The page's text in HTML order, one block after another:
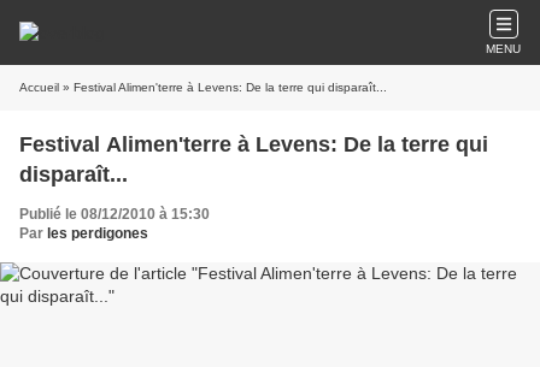
MENU
Accueil » Festival Alimen'terre à Levens: De la terre qui disparaît...
Festival Alimen'terre à Levens: De la terre qui
disparaît...
Publié le 08/12/2010 à 15:30
Par les perdigones